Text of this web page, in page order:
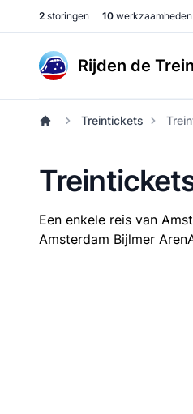
2 storingen 10 werkzaamheden
Rijden de
Treintickets
Een enkele reis van
Amsterdam Bijlmer